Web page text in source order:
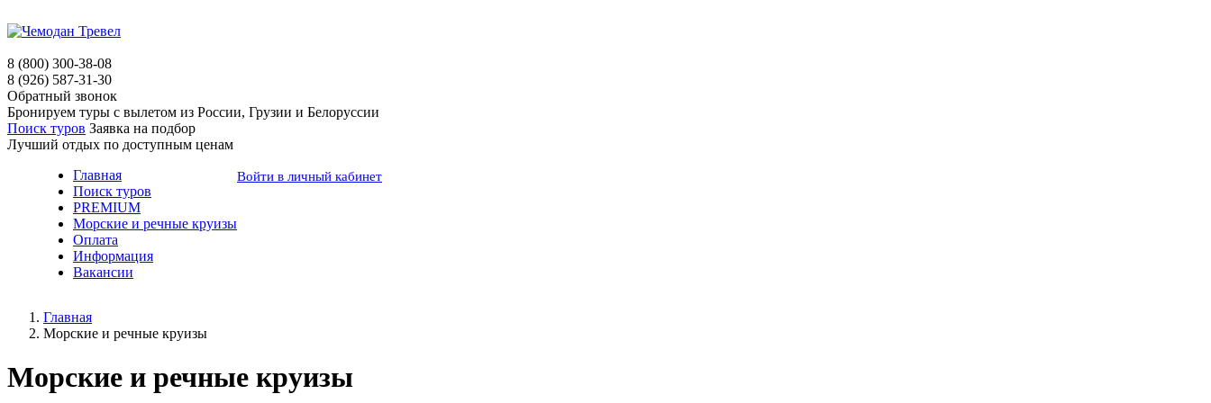
8 (800) 300-38-08
8 (926) 587-31-30
Обратный звонок
Бронируем туры с вылетом из России, Грузии и Белоруссии
Поиск туров Заявка на подбор
Лучший отдых по доступным ценам
Главная
Поиск туров
PREMIUM
Морские и речные круизы
Оплата
Информация
Вакансии
Войти в личный кабинет
Главная
Морские и речные круизы
Морские и речные круизы